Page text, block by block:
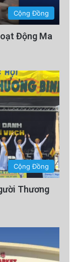
Cộng Đồng
Động Ma
Cộng Đồng
Thương